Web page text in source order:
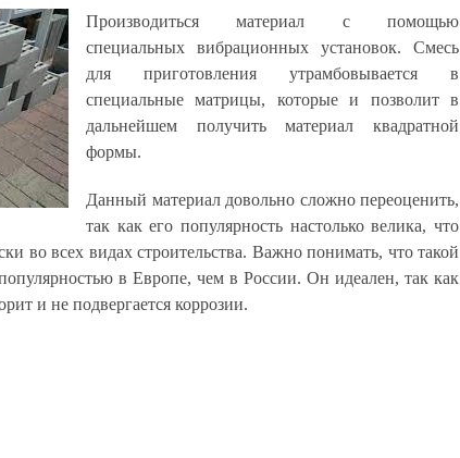
Производиться материал с помощью
специальных вибрационных установок. Смесь
для приготовления утрамбовывается в
специальные матрицы, которые и позволит в
дальнейшем получить материал квадратной
формы.
Данный материал довольно сложно переоценить,
так как его популярность настолько велика, что
во всех видах строительства. Важно понимать, что такой
в Европе, чем в России. Он идеален, так как
и не подвергается коррозии.